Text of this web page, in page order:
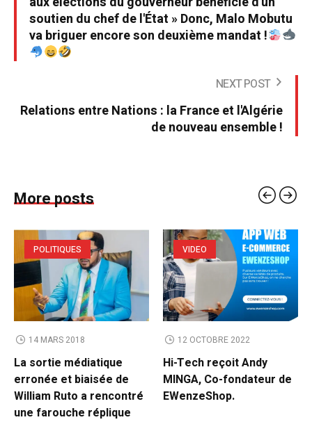
soutien du chef de l'État » Donc, Malo Mobutu
va briguer encore son deuxième mandat !
NEXT POST
Relations entre Nations : la France et l'Algérie
de nouveau ensemble !
More posts
POLITIQUES
14 MARS 2018
La sortie médiatique
erronée et biaisée de
William Ruto a rencontré
une farouche réplique
VIDEO
12 OCTOBRE 2022
Hi-Tech reçoit Andy
MINGA, Co-fondateur de
EWenzeShop.